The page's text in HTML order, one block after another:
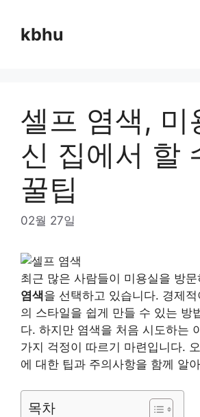
contentkbhu
셀프 염색, 미
신 집에서 할
꿀팁
02월 27일
최근 많은 사람들이 미용실을 방문
염색을 선택하고 있습니다. 경제
의 스타일을 쉽게 만들 수 있는 방
다. 하지만 염색을 처음 시도하는
가지 걱정이 따르기 마련입니다.
에 대한 팁과 주의사항을 함께 알
목차